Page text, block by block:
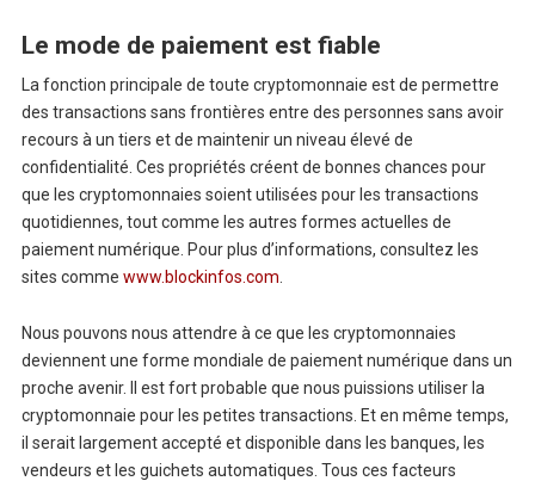
Le mode de paiement est fiable
La fonction principale de toute cryptomonnaie est de permettre
des transactions sans frontières entre des personnes sans avoir
recours à un tiers et de maintenir un niveau élevé de
confidentialité. Ces propriétés créent de bonnes chances pour
que les cryptomonnaies soient utilisées pour les transactions
quotidiennes, tout comme les autres formes actuelles de
paiement numérique. Pour plus d’informations, consultez les
sites comme www.blockinfos.com.
Nous pouvons nous attendre à ce que les cryptomonnaies
deviennent une forme mondiale de paiement numérique dans un
proche avenir. Il est fort probable que nous puissions utiliser la
cryptomonnaie pour les petites transactions. Et en même temps,
il serait largement accepté et disponible dans les banques, les
vendeurs et les guichets automatiques. Tous ces facteurs